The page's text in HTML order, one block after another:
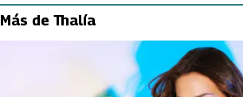
Más de Thalía